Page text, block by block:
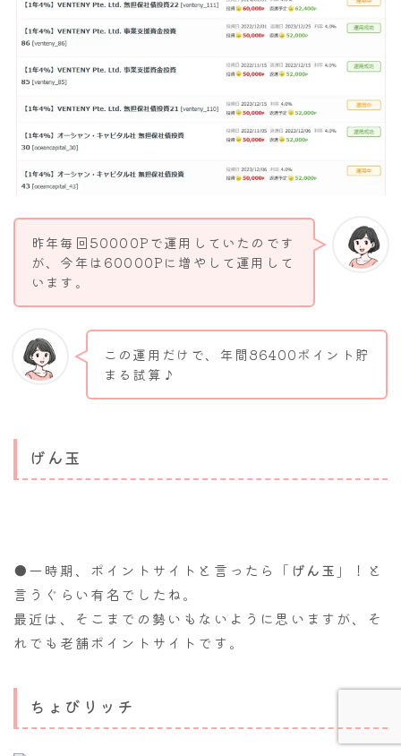
Follow Me
昨年毎回50000Pで運用していたのです
が、今年は60000Pに増やして運用して
います。
この運用だけで、年間86400ポイント貯
まる試算♪
げん玉
●一時期、ポイントサイトと言ったら「 げん玉 」！と
言うぐらい有名でしたね。
最近は、そこまでの勢いもないように思いますが、そ
れでも老舗ポイントサイトです。
ちょびリッチ